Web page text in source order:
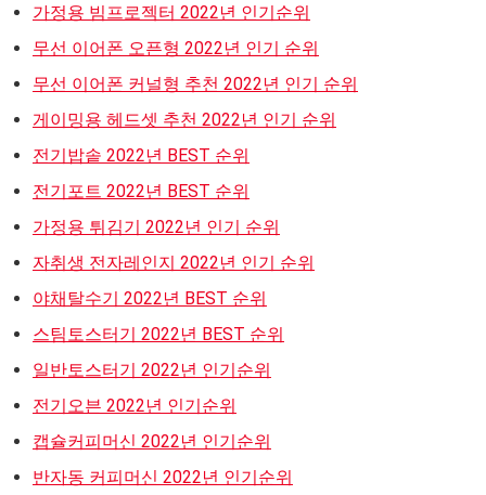
가정용 빔프로젝터 2022년 인기순위
무선 이어폰 오픈형 2022년 인기 순위
무선 이어폰 커널형 추천 2022년 인기 순위
게이밍용 헤드셋 추천 2022년 인기 순위
전기밥솥 2022년 BEST 순위
전기포트 2022년 BEST 순위
가정용 튀김기 2022년 인기 순위
자취생 전자레인지 2022년 인기 순위
야채탈수기 2022년 BEST 순위
스팀토스터기 2022년 BEST 순위
일반토스터기 2022년 인기순위
전기오븐 2022년 인기순위
캡슐커피머신 2022년 인기순위
반자동 커피머신 2022년 인기순위